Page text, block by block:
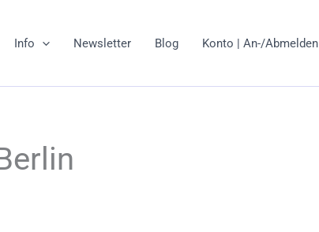
Info Newsletter Blog Konto | An-/Abmelden